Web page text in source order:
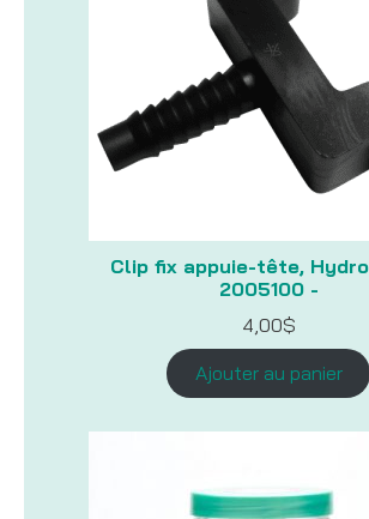
Clip fix appuie-tête,
2005100 -
4,00$
Ajouter au panier